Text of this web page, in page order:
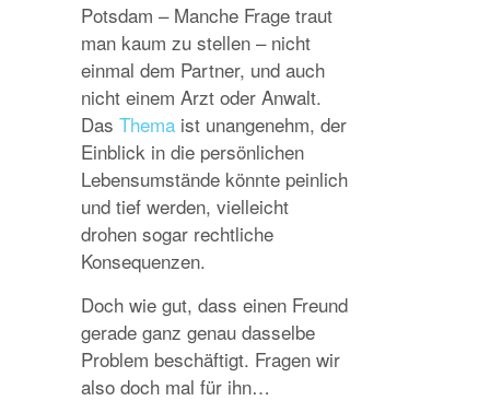
Potsdam – Manche Frage traut
man kaum zu stellen – nicht
einmal dem Partner, und auch
nicht einem Arzt oder Anwalt.
Das Thema ist unangenehm, der
Einblick in die persönlichen
Lebensumstände könnte peinlich
und tief werden, vielleicht
drohen sogar rechtliche
Konsequenzen.
Doch wie gut, dass einen Freund
gerade ganz genau dasselbe
Problem beschäftigt. Fragen wir
also doch mal für ihn…